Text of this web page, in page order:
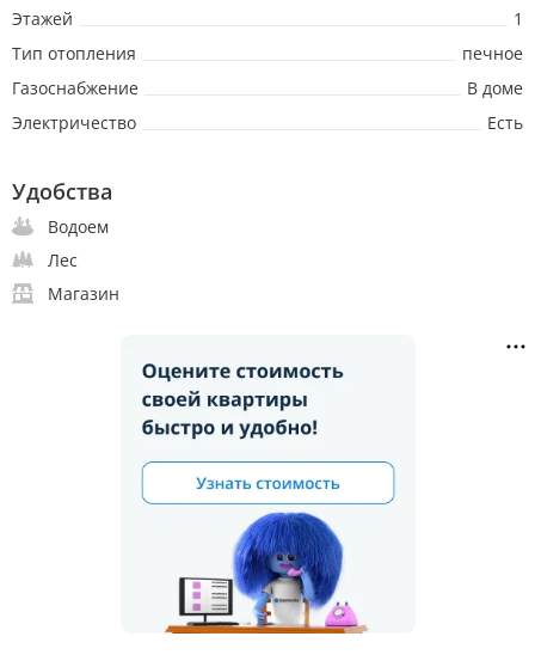
Этажей
1
Тип отопления
печное
Газоснабжение
В доме
Электричество
Есть
Удобства
Водоем
Лес
Магазин